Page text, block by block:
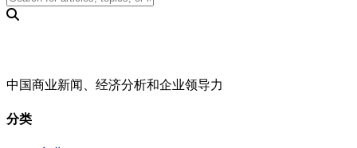
中国商业新闻、经济分析和企业领导力
分类